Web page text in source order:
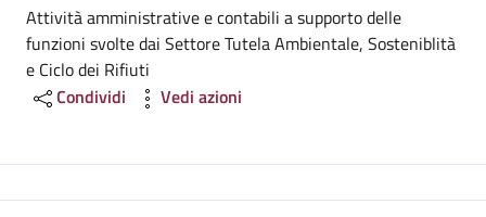
Dettagli
Attività amministrative e contabili a supporto delle
funzioni svolte dai Settore Tutela Ambientale, Sosteniblità
e Ciclo dei Rifiuti
Condividi
Vedi azioni